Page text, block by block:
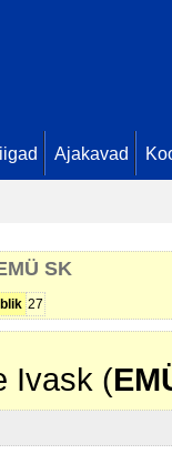
Ajakavad
SK
27
min
Vale
Vale
(
Ivask (